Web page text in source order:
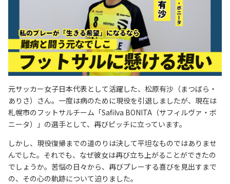
元サッカー女子日本代表として活躍した、松原有沙（まつばら・
ありさ）さん。一度は病のために現役を引退しましたが、現在は
札幌市のフットサルチーム「Safilva BONITA（サフィルヴァ・ボ
ニータ）」の選手として、再びピッチに立っています。
しかし、現役復帰までの道のりは決して平坦なものではありませ
んでした。それでも、なぜ彼女は再び立ち上がることができたの
でしょうか。苦悩の日々から、再びプレーする喜びを見出すまで
の、その心の軌跡について迫りました。